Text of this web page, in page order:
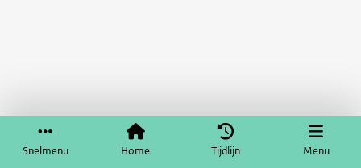
Snelmenu Home Tijdlijn Menu